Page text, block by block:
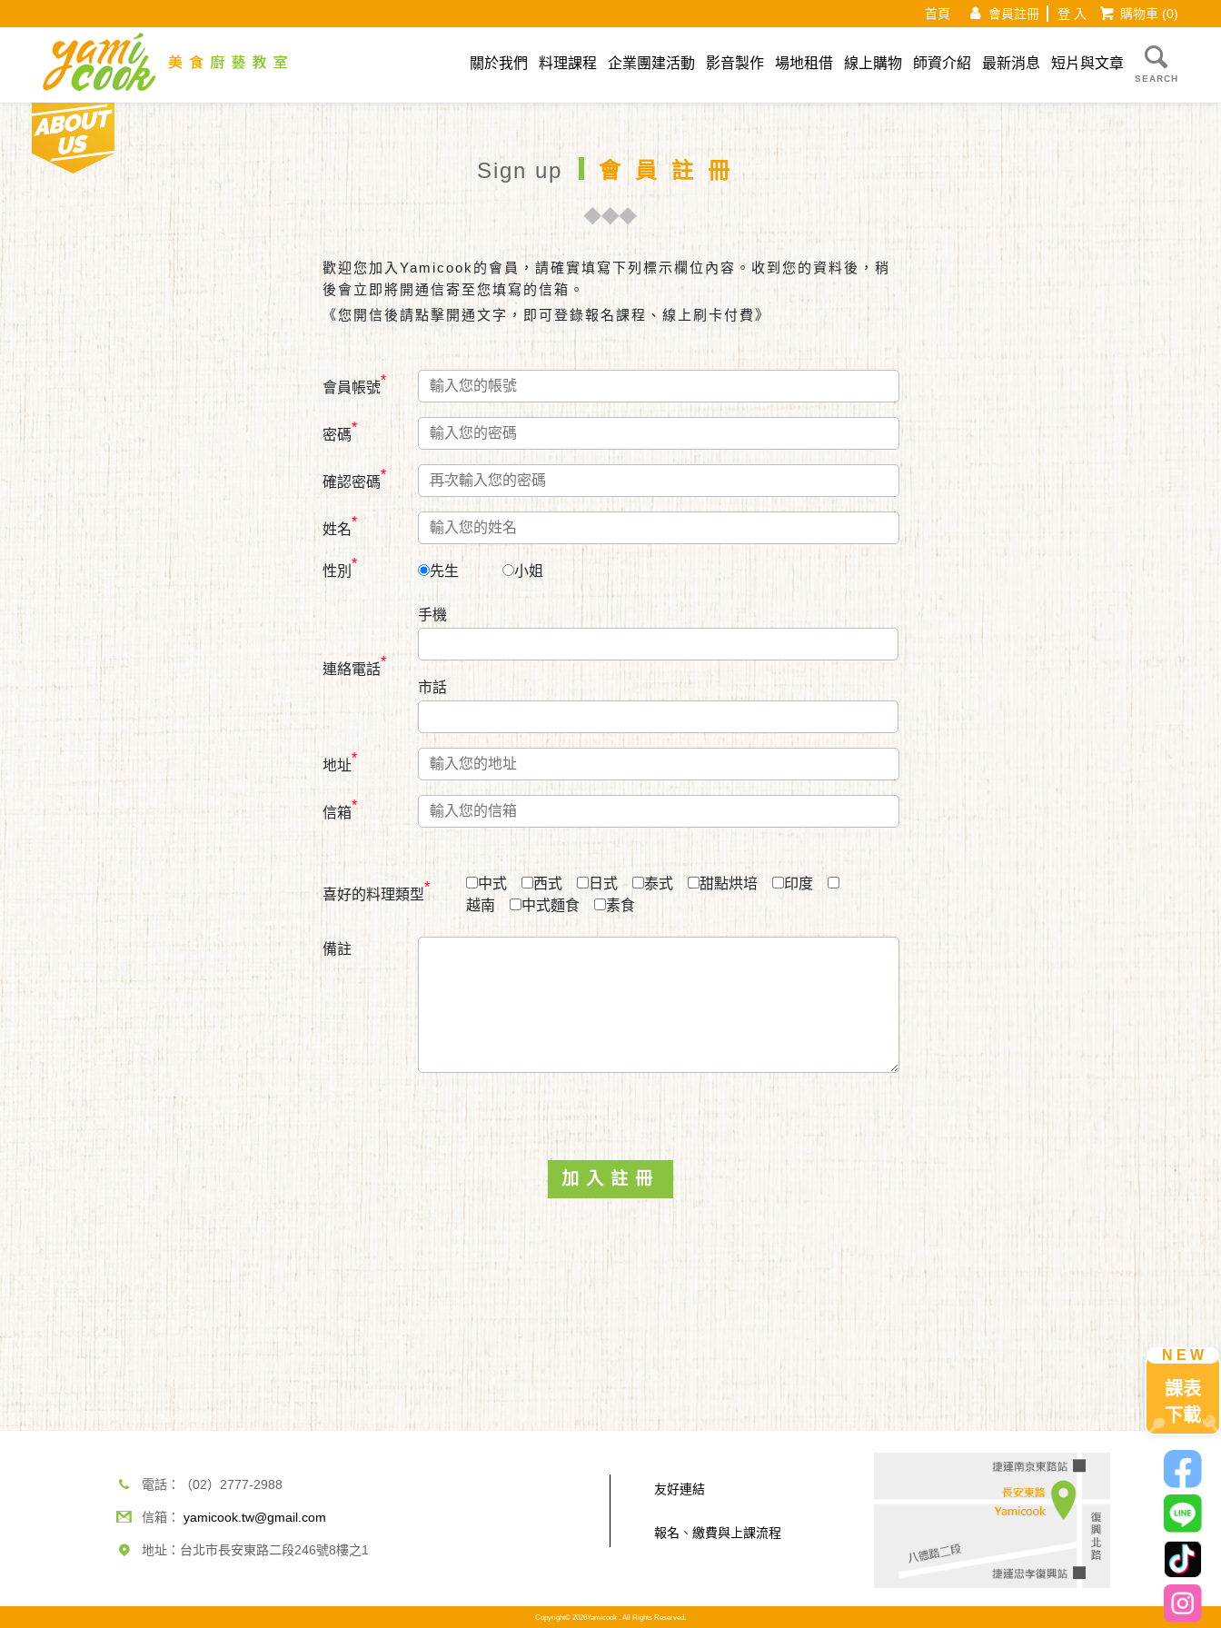
首頁 會員註冊 登 入 購物車 (0)
關於我們 料理課程 企業團建活動 影音製作 場地租借 線上購物 師資介紹 最新消息 短片與文章
SEARCH
現在位置 :
Sign up 會員註冊
歡迎您加入Yamicook的會員，請確實填寫下列標示欄位內容。收到您的資料後，稍
後會立即將開通信寄至您填寫的信箱。
《您開信後請點擊開通文字，即可登錄報名課程、線上刷卡付費》
會員帳號*
密碼*
確認密碼*
姓名*
性別 * 先生 小姐
連絡電話*
手機
市話
地址*
信箱*
喜好的料理類型* 中式 西式 日式 泰式 甜點烘培
印度
越南
中式麵食 素食
備註
加入註冊
電話：（02）2777-2988
信箱： yamicook.tw@gmail.com
地址：台北市長安東路二段246號8樓之1
友好連結
報名、繳費與上課流程
Copyright© 2026Yamicook . All Rights Reserved.
About us
課表
下載